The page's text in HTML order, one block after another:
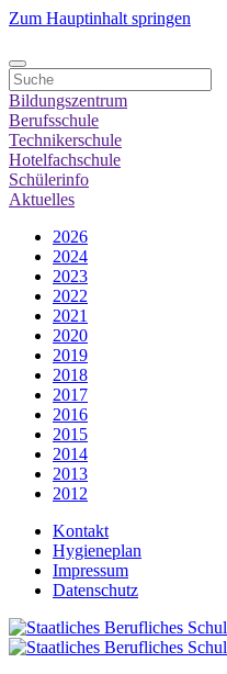
Zum Hauptinhalt springen
Bildungszentrum
Berufsschule
Technikerschule
Hotelfachschule
Schülerinfo
Aktuelles
2026
2024
2023
2022
2021
2020
2019
2018
2017
2016
2015
2014
2013
2012
Kontakt
Hygieneplan
Impressum
Datenschutz